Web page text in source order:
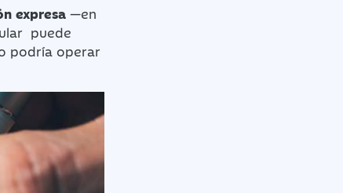
expresa —en
puede
podría operar